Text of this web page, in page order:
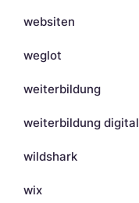
websiten
weglot
weiterbildung
weiterbildung digital
wildshark
wix